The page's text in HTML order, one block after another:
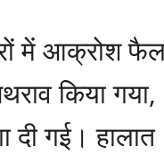
में आक्रोश
किया गया,
गई। हालात